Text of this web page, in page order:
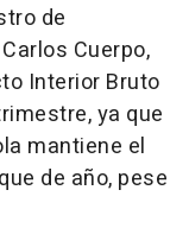
de
Cuerpo,
Interior Bruto
ya que
mantiene el
de año, pese